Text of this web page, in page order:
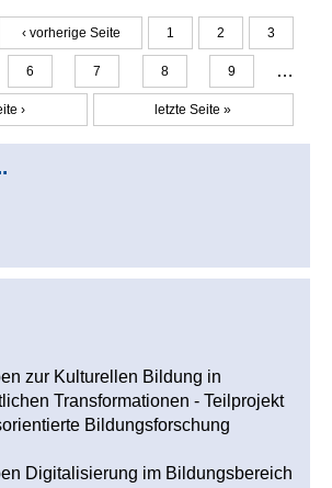
‹ vorherige Seite 1 2 3
6 7 8 9 …
› letzte Seite »
zur Kulturellen Bildung in
Transformationen - Teilprojekt
Bildungsforschung
Digitalisierung im Bildungsbereich